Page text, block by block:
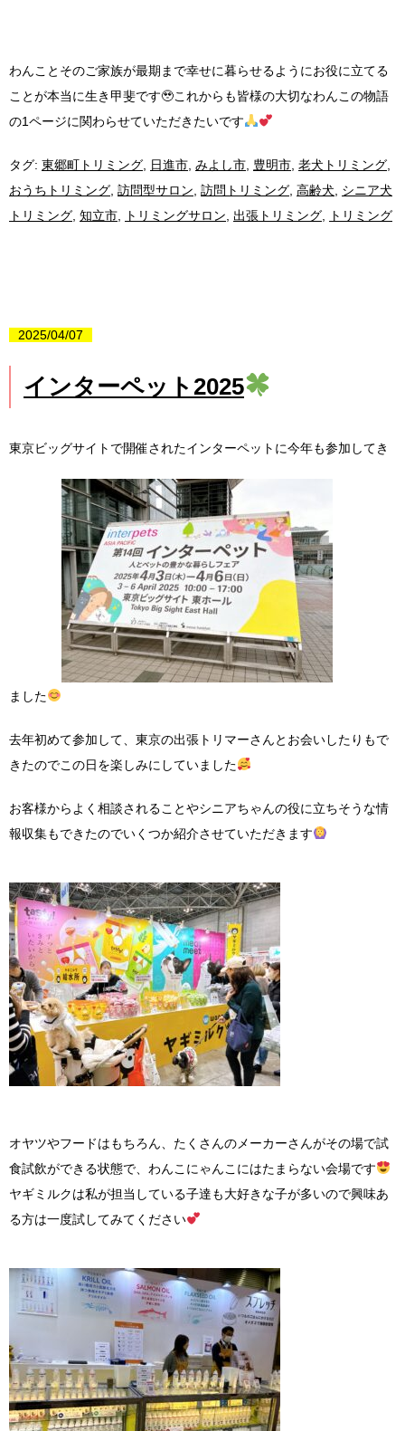
わんことそのご家族が最期まで幸せに暮らせるようにお役に立てる
ことが本当に生き甲斐です🥹これからも皆様の大切なわんこの物語
の1ページに関わらせていただきたいです
タグ: 東郷町トリミング 日進市 みよし市 豊明市 老犬トリミング
おうちトリミング 訪問型サロン 訪問トリミング 高齢犬
シニア犬
トリミング 知立市 トリミングサロン 出張トリミング トリミング
2025/04/07
インターペット2025
東京ビッグサイトで開催されたインターペットに今年も参加してき
ました
去年初めて参加して、東京の出張トリマーさんとお会いしたりもで
きたのでこの日を楽しみにしていました
お客様からよく相談されることやシニアちゃんの役に立ちそうな情
報収集もできたのでいくつか紹介させていただきます
オヤツやフードはもちろん、たくさんのメーカーさんがその場で試
食試飲ができる状態で、わんこにゃんこにはたまらない会場です
ヤギミルクは私が担当している子達も大好きな子が多いので興味あ
る方は一度試してみてください